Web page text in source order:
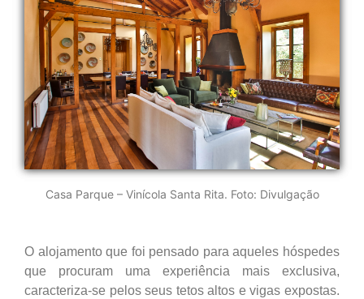
Casa Parque – Vinícola Santa Rita. Foto: Divulgação
O alojamento que foi pensado para aqueles hóspedes
que procuram uma experiência mais exclusiva,
caracteriza-se pelos seus tetos altos e vigas expostas.